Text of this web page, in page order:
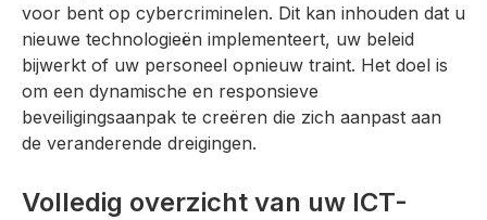
voor bent op cybercriminelen. Dit kan inhouden dat u
nieuwe technologieën implementeert, uw beleid
bijwerkt of uw personeel opnieuw traint. Het doel is
om een dynamische en responsieve
beveiligingsaanpak te creëren die zich aanpast aan
de veranderende dreigingen.
Volledig overzicht van uw ICT-